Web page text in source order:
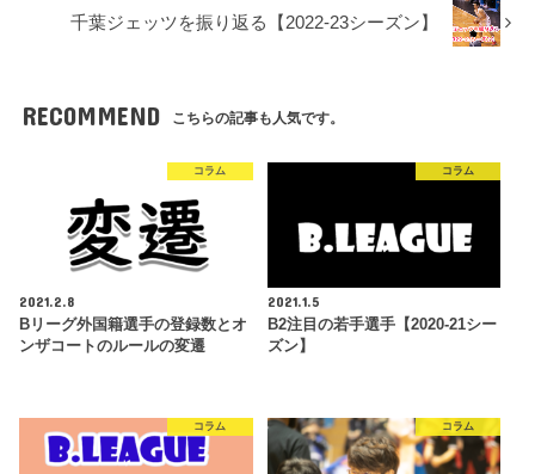
千葉ジェッツを振り返る【2022-23シーズン】
RECOMMEND こちらの記事も人気です。
コラム
2021.2.8
Bリーグ外国籍選手の登録数とオ
ンザコートのルールの変遷
コラム
2021.1.5
B2注目の若手選手【2020-21シー
ズン】
コラム コラム